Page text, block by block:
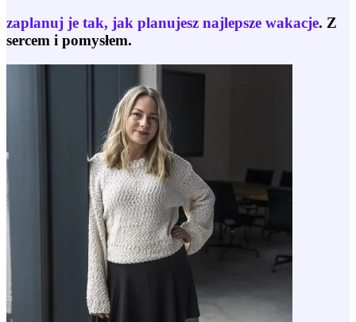
zaplanuj je tak, jak planujesz najlepsze wakacje. Z
sercem i pomysłem.